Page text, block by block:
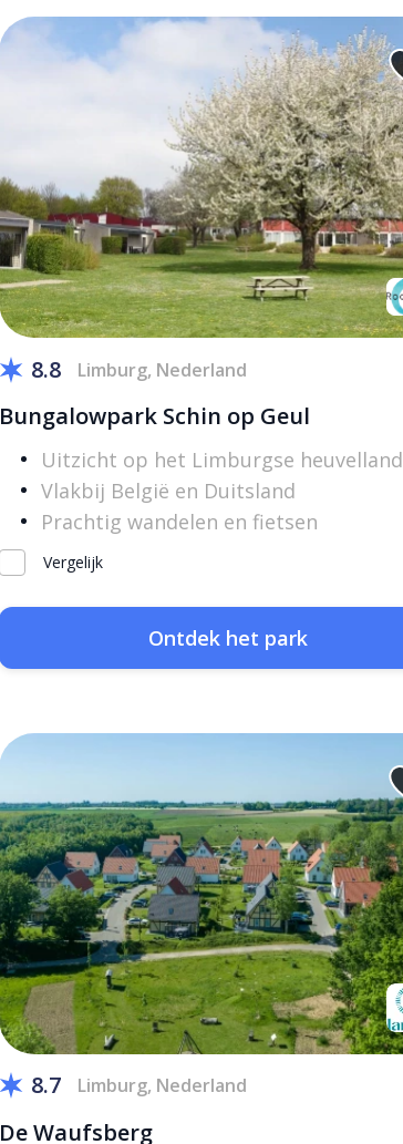
8.8 Limburg, Nederland
Bungalowpark Schin op Geul
Uitzicht op het Limburgse heuvelland
Vlakbij België en Duitsland
Prachtig wandelen en fietsen
Vergelijk
Ontdek het park
8.7 Limburg, Nederland
De Waufsberg